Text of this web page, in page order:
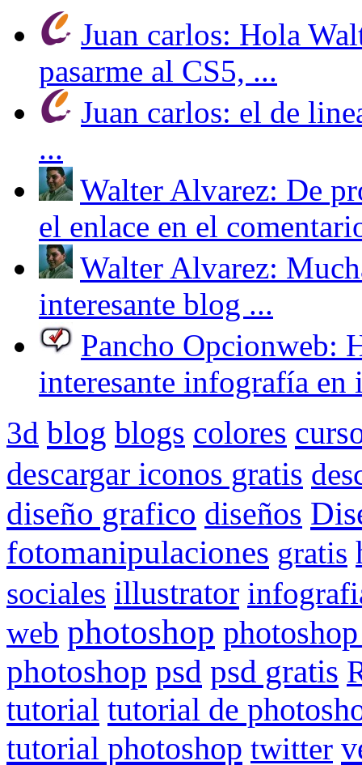
Juan carlos: Hola
pasarme al CS5, ...
Juan carlos: el de
...
Walter Alvarez: De
el enlace en el
Walter Alvarez:
interesante blog ...
Pancho Opcionweb:
interesante infografía en
3d blog blogs colores
descargar iconos gratis
diseño grafico diseños
fotomanipulaciones gratis
sociales illustrator
web photoshop
photoshop psd psd gratis
tutorial tutorial de
tutorial photoshop twitter